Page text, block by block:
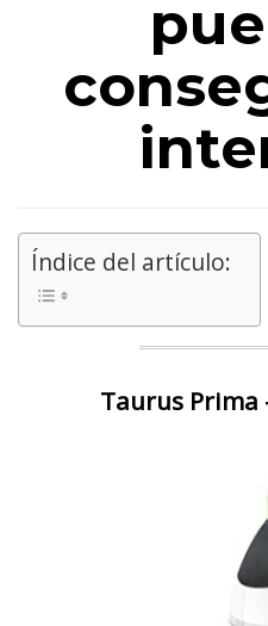
Índice del artículo:
Taurus Prima